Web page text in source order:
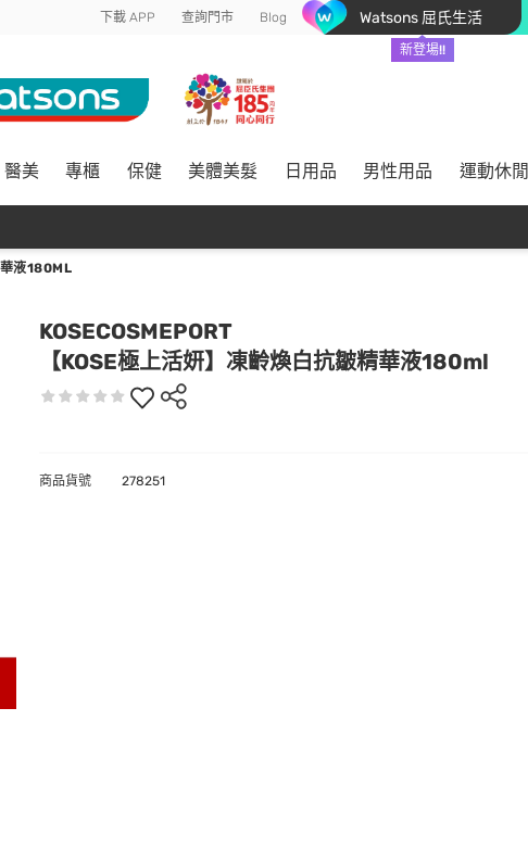
下載 APP 查詢門市 Blog Watsons 屈氏生活
新登場!!
醫美 專櫃 保健 美體美髮 日用品 男性用品 運動休閒
華液180ML
KOSECOSMEPORT
【KOSE極上活妍】凍齡煥白抗皺精華液180ml
商品貨號 278251